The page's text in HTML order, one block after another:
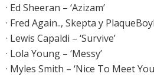
· Ed Sheeran – ‘Azizam’
· Fred Again.., Skepta y
· Lewis Capaldi – ‘Survive’
· Lola Young – ‘Messy’
· Myles Smith – ‘Nice To Meet